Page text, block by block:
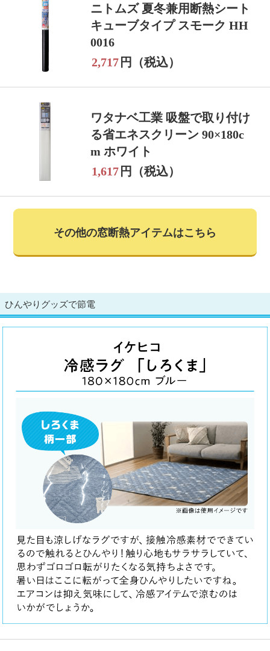
ニトムズ 夏冬兼用断熱シート
キューブタイプ スモーク HH
0016
2,717 円（税込）
ワタナベ工業 吸盤で取り付け
る省エネスクリーン 90×180c
m ホワイト
1,617 円（税込）
その他の窓断熱アイテムはこちら
ひんやりグッズで節電